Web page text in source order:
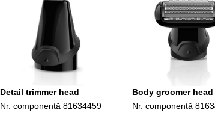
Detail trimmer head
Nr. componentă 81634459
Body groomer head
Nr. componentă